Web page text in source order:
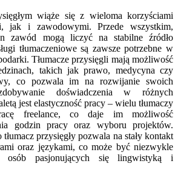
wiąże się z wieloma korzyściami
jak i zawodowymi. Przede wszystkim,
zawód mogą liczyć na stabilne źródło
tłumaczeniowe są zawsze potrzebne w
Tłumacze przysięgli mają możliwość
takich jak prawo, medycyna czy
co pozwala im na rozwijanie swoich
doświadczenia w różnych
jest elastyczność pracy – wielu tłumaczy
freelance, co daje im możliwość
godzin pracy oraz wyboru projektów.
przysięgły pozwala na stały kontakt
oraz językami, co może być niezwykle
osób pasjonujących się lingwistyką i